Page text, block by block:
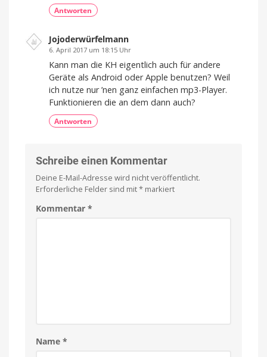
Antworten
Jojoderwürfelmann
6. April 2017 um 18:15 Uhr
Kann man die KH eigentlich auch für andere
Geräte als Android oder Apple benutzen? Weil
ich nutze nur ’nen ganz einfachen mp3-Player.
Funktionieren die an dem dann auch?
Antworten
Schreibe einen Kommentar
Deine E-Mail-Adresse wird nicht veröffentlicht.
Erforderliche Felder sind mit* markiert
Kommentar *
Name *